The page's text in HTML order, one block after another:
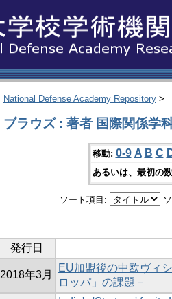
National Defense Academy Repository >
ブラウズ : 著者 国際関係学
移動: 0-9 A B C
あるいは、最初の
ソート項目:
発行日
2018年3月
EU加盟後の中欧ヴィ
ロッパ」の課題－